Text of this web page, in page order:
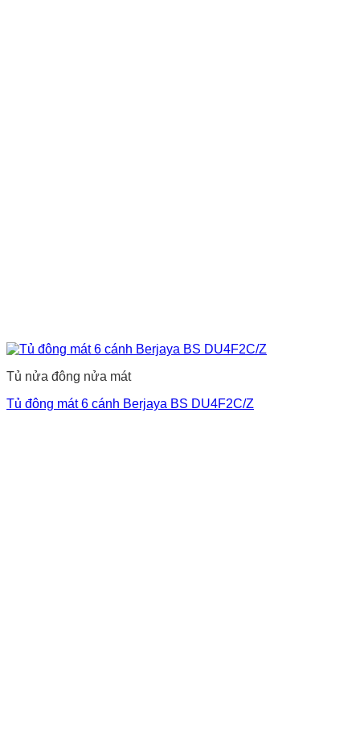
Tủ nửa đông nửa mát
Tủ đông mát 6 cánh Berjaya BS DU4F2C/Z